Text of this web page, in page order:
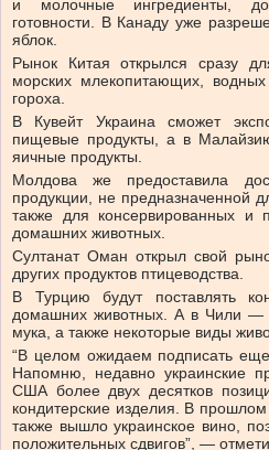
и молочные ингредиенты,
готовности. В Канаду уже
яблок.
Рынок Китая открылся сразу
морских млекопитающих,
гороха.
В Кувейт Украина сможет
пищевые продукты, а в
яичные продукты.
Молдова же предоставила
продукции, не предназначенной
также для консервированных и
домашних животных.
Султанат Оман открыл свой
других продуктов птицеводства.
В Турцию будут поставлять
домашних животных. А в Чили —
мука, а также некоторые виды
“В целом ожидаем подписать
Напомню, недавно украинские
США более двух десятков
кондитерские изделия. В
также вышло украинское вино,
положительных сдвигов”, —